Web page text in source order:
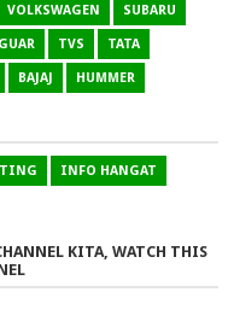
VOLKSWAGEN SUBARU
TVS TATA
BAJAJ HUMMER
INFO HANGAT
KITA, WATCH THIS